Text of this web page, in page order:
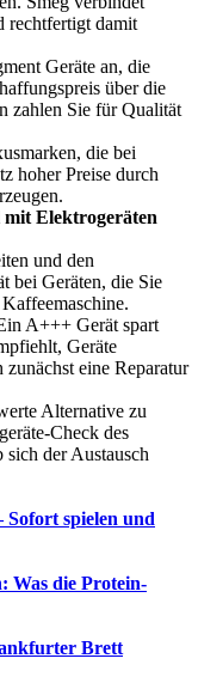
rechtfertigt damit
Geräte an, die
über die
zahlen Sie für Qualität
die bei
hoher Preise durch
mit Elektrogeräten
und den
bei Geräten, die Sie
A+++ Gerät spart
Geräte
eine Reparatur
Alternative zu
Check des
der Austausch
Sofort spielen und
Was die Protein-
Brett